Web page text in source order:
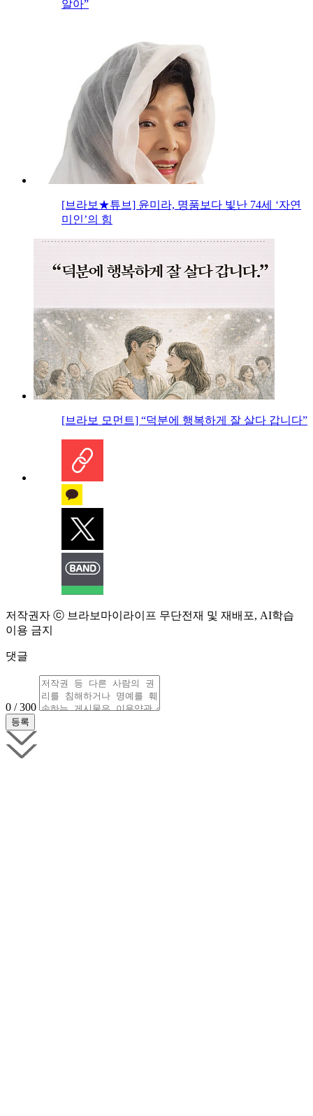
알아”
[브라보★튜브] 윤미라, 명품보다 빛난 74세 ‘자연
미인’의 힘
[브라보 모먼트] “덕분에 행복하게 잘 살다 갑니다”
저작권자 ⓒ 브라보마이라이프 무단전재 및 재배포, AI학습
이용 금지
댓글
0 / 300